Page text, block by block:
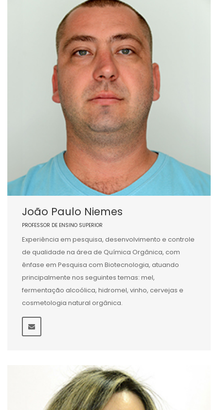
João Paulo Niemes
PROFESSOR DE ENSINO SUPERIOR
Experiência em pesquisa, desenvolvimento e controle
de qualidade na área de Química Orgânica, com
ênfase em Pesquisa com Biotecnologia, atuando
principalmente nos seguintes temas: mel,
fermentação alcoólica, hidromel, vinho, cervejas e
cosmetologia natural orgânica.